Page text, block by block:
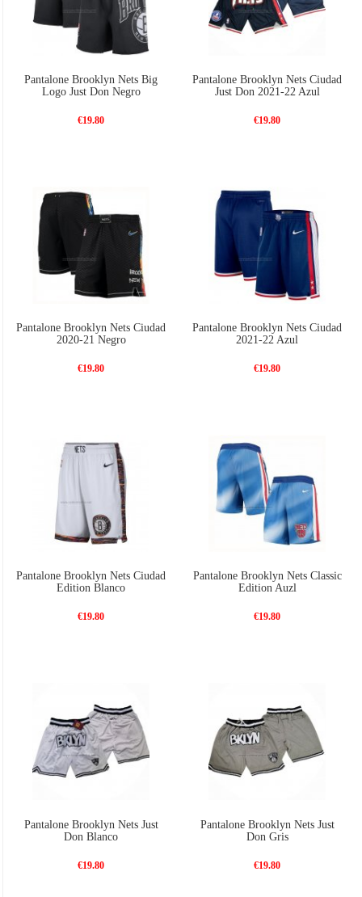
Pantalone Brooklyn Nets Big
Logo Just Don Negro
€19.80
Pantalone Brooklyn Nets Ciudad
Just Don 2021-22 Azul
€19.80
Pantalone Brooklyn Nets Ciudad
2020-21 Negro
€19.80
Pantalone Brooklyn Nets Ciudad
2021-22 Azul
€19.80
Pantalone Brooklyn Nets Ciudad
Edition Blanco
€19.80
Pantalone Brooklyn Nets Classic
Edition Auzl
€19.80
Pantalone Brooklyn Nets Just
Don Blanco
€19.80
Pantalone Brooklyn Nets Just
Don Gris
€19.80